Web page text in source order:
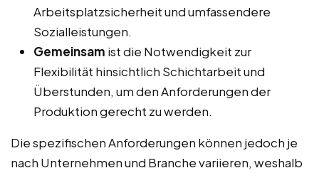
Arbeitsplatzsicherheit und umfassendere
Sozialleistungen.
Gemeinsam ist die Notwendigkeit zur
Flexibilität hinsichtlich Schichtarbeit und
Überstunden, um den Anforderungen der
Produktion gerecht zu werden.
Die spezifischen Anforderungen können jedoch je
nach Unternehmen und Branche variieren, weshalb